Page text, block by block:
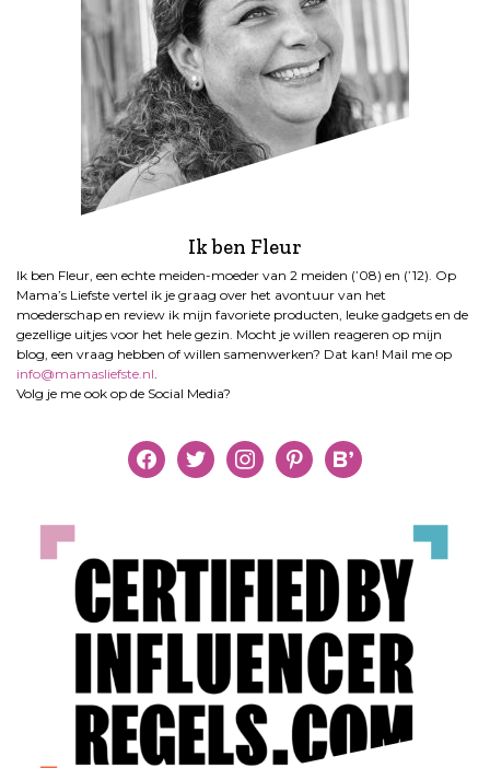
Ik ben Fleur
Ik ben Fleur, een echte meiden-moeder van 2 meiden (’08) en (’12). Op
Mama’s Liefste vertel ik je graag over het avontuur van het
moederschap en review ik mijn favoriete producten, leuke gadgets en de
gezellige uitjes voor het hele gezin. Mocht je willen reageren op mijn
blog, een vraag hebben of willen samenwerken? Dat kan! Mail me op
info@mamasliefste.nl
Volg je me ook op de Social Media?
facebooktwitter instagrampinterestbloglovin